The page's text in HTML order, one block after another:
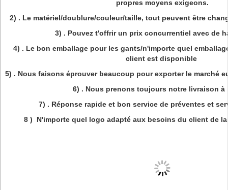
propres moyens exigeons.
2) . Le matériel/doublure/couleur/taille, tout peuvent être
3) . Pouvez t'offrir un prix concurrentiel avec de
4) . Le bon emballage pour les gants/n'importe quel
client est disponible
5) . Nous faisons éprouver beaucoup pour exporter le marché
6) . Nous prenons toujours notre livraison à
7) . Réponse rapide et bon service de préventes et
8 ) N'importe quel logo adapté aux besoins du client de